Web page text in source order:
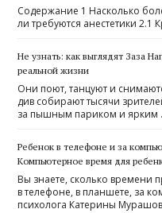
Содержание 1 Насколько
ли требуются анестетики 2.1
Не узнать: как выглядят Заза
реальной жизни
Они поют, танцуют и
див собирают тысячи
за пышным париком и ярким
Ребенок в телефоне и за
Компьютерное время для
Вы знаете, сколько времени
в телефоне, в планшете, за
психолога Катерины